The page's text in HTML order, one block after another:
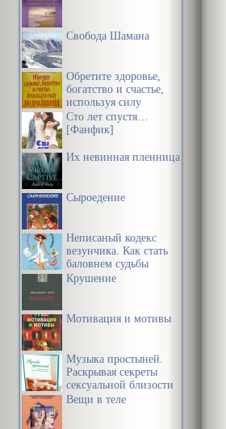
Свобода Шамана
Обретите здоровье,
богатство и счастье,
используя силу
подсознания
Сто лет спустя…
[Фанфик]
Их невинная пленница
Сыроедение
Неписаный кодекс
везунчика. Как стать
баловнем судьбы
Крушение
Мотивация и мотивы
Музыка простыней.
Раскрывая секреты
сексуальной близости
в браке
Вещи в теле